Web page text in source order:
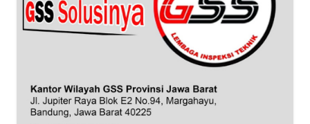
WN
PAPUA
BARAT